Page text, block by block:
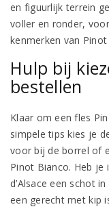
en figuurlijk terrein
voller en ronder,
kenmerken van
Hulp bij
bestellen
Klaar om een fles
simpele tips kies je
voor bij de borrel of
Pinot Bianco. Heb je
d’Alsace een schot
een gerecht met kip